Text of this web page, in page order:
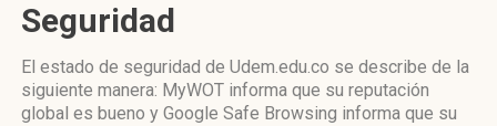
Seguridad
El estado de seguridad de Udem.edu.co se describe de la
siguiente manera: MyWOT informa que su reputación
global es bueno y Google Safe Browsing informa que su